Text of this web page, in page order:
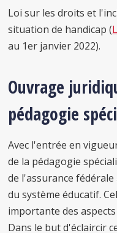
Loi sur les droits et
situation de handicap (
au 1er janvier 2022).
Ouvrage
pédagogie
Avec l'entrée en
de la pédagogie
de l'assurance
du système éducatif.
importante des
Dans le but d'éclaircir